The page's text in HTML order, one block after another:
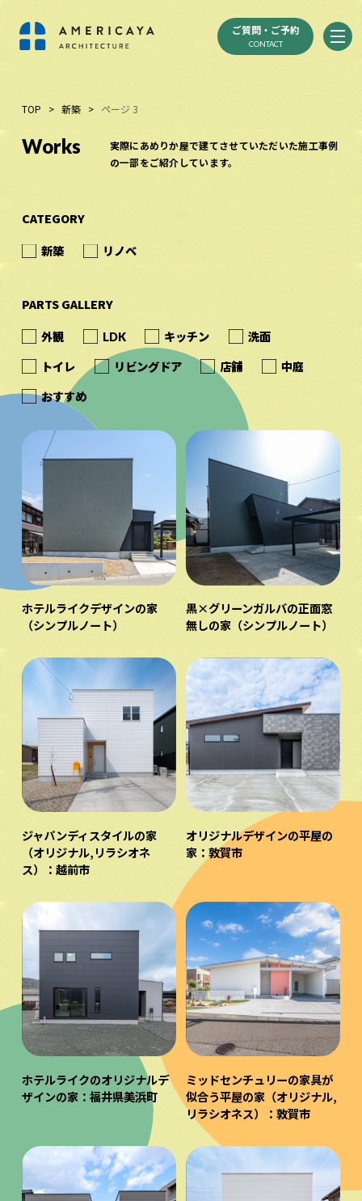
ご質問・ご予約
CONTACT
TOP > 新築 > ページ 3
Works
実際にあめりか屋で建てさせていただいた施工事例
の一部をご紹介しています。
CATEGORY
新築 リノベ
PARTS GALLERY
外観 LDK キッチン 洗面
トイレ リビングドア 店舗 中庭
おすすめ
ホテルライクデザインの家
（シンプルノート）
黒×グリーンガルバの正面窓
無しの家（シンプルノート）
ジャパンディスタイルの家
（オリジナル,リラシオネ
ス）：越前市
オリジナルデザインの平屋の
家：敦賀市
ホテルライクのオリジナルデ
ザインの家：福井県美浜町
ミッドセンチュリーの家具が
似合う平屋の家（オリジナル,
リラシオネス）：敦賀市